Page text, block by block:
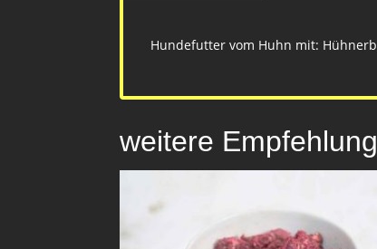
Hundefutter vom Huhn mit:
weitere